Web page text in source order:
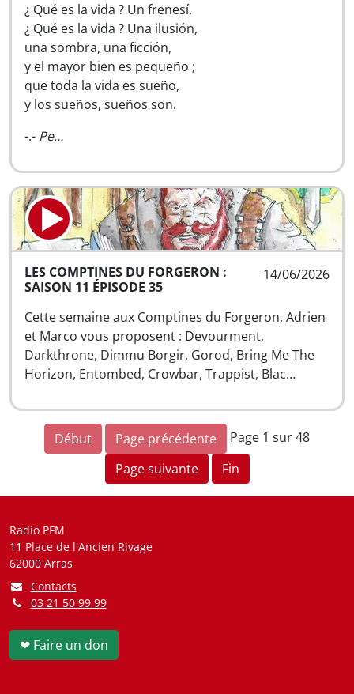
¿ Qué es la vida ? Un frenesí.
¿ Qué es la vida ? Una ilusión,
una sombra, una ficción,
y el mayor bien es pequeño ;
que toda la vida es sueño,
y los sueños, sueños son.
-.- Pe…
14/06/2026
LES COMPTINES DU FORGERON :
SAISON 11 ÉPISODE 35
Cette semaine aux Comptines du Forgeron, Adrien
et Marco vous proposent : Devourment,
Darkthrone, Dimmu Borgir, Gorod, Bring Me The
Horizon, Entombed, Crowbar, Trappist, Blac…
Début Page précédente
Page 1 sur 48
Page suivante
Fin
Radio PFM
11 Place de l'Ancien Rivage
62000 Arras
Contacts
03 21 50 99 99
❤ Faire un don